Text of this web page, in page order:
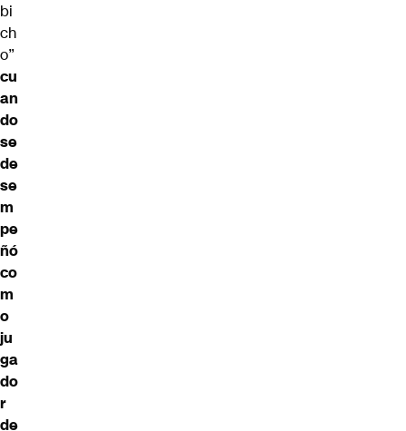
bi
ch
o”
cu
an
do
se
de
se
m
pe
ñó
co
m
o
ju
ga
do
r
de